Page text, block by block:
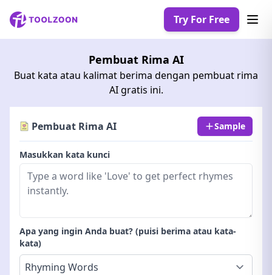
Try For Free
Pembuat Rima AI
Buat kata atau kalimat berima dengan pembuat rima
AI gratis ini.
Pembuat Rima AI Sample
Masukkan kata kunci
Apa yang ingin Anda buat? (puisi berima atau kata-
kata)